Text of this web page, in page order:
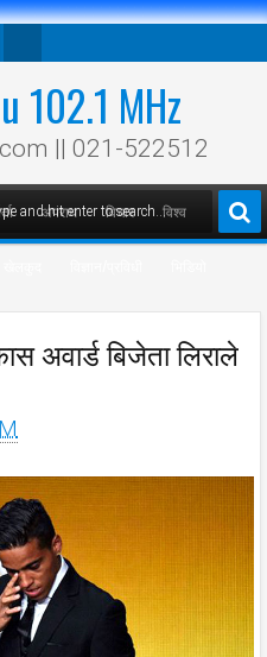
102.1 MHz
|| 021-522512
अपराध विचार विश्व
अवार्ड बिजेता लिराले